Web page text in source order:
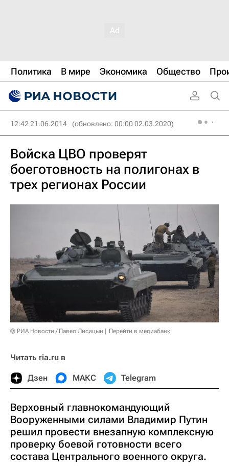
Политика В мире Экономика Общество
12:42 21.06.2014 (обновлено: 00:00 02.03.2020)
Войска ЦВО проверят
боеготовность на полигонах в
трех регионах России
© РИА Новости / Павел Лисицын Перейти в медиабанк
Читать ria.ru в
Дзен МАКС Telegram
Верховный главнокомандующий
Вооруженными силами Владимир Путин
решил провести внезапную комплексную
проверку боевой готовности всего
состава Центрального военного округа.